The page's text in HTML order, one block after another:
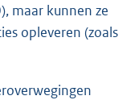
maar kunnen ze
opleveren (zoals